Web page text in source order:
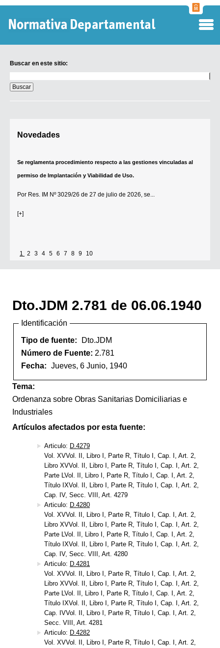
Buscar en este sitio:
en
este
sitio:
Novedades
Se reglamenta procedimiento respecto a las gestiones vinculadas al
permiso de Implantación y Viabilidad de Uso.
Por Res. IM Nº 3029/26 de 27 de julio de 2026, se...
[+]
1 2 3 4 5 6 7 8 9 10
Dto.JDM 2.781 de 06.06.1940
Identificación
Tipo de fuente:
Dto.JDM
Número de Fuente: 2.781
Fecha: Jueves, 6 Junio, 1940
Tema:
Ordenanza sobre Obras Sanitarias Domiciliarias e
Industriales
Artículos afectados por esta fuente:
Articulo: D.4279
Vol. XVVol. II, Libro I, Parte R, Título I, Cap. I, Art. 2,
Libro XVVol. II, Libro I, Parte R, Título I, Cap. I, Art. 2,
Parte LVol. II, Libro I, Parte R, Título I, Cap. I, Art. 2,
Título IXVol. II, Libro I, Parte R, Título I, Cap. I, Art. 2,
Cap. IV, Secc. VIII, Art. 4279
Articulo: D.4280
Vol. XVVol. II, Libro I, Parte R, Título I, Cap. I, Art. 2,
Libro XVVol. II, Libro I, Parte R, Título I, Cap. I, Art. 2,
Parte LVol. II, Libro I, Parte R, Título I, Cap. I, Art. 2,
Título IXVol. II, Libro I, Parte R, Título I, Cap. I, Art. 2,
Cap. IV, Secc. VIII, Art. 4280
Articulo: D.4281
Vol. XVVol. II, Libro I, Parte R, Título I, Cap. I, Art. 2,
Libro XVVol. II, Libro I, Parte R, Título I, Cap. I, Art. 2,
Parte LVol. II, Libro I, Parte R, Título I, Cap. I, Art. 2,
Título IXVol. II, Libro I, Parte R, Título I, Cap. I, Art. 2,
Cap. IVVol. II, Libro I, Parte R, Título I, Cap. I, Art. 2,
Secc. VIII, Art. 4281
Articulo: D.4282
Vol. XVVol. II, Libro I, Parte R, Título I, Cap. I, Art. 2,